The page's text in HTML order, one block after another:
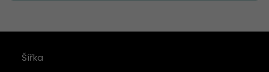
Šířka